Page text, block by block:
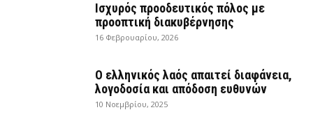
Ισχυρός προοδευτικός πόλος με
προοπτική διακυβέρνησης
16 Φεβρουαρίου, 2026
Ο ελληνικός λαός απαιτεί διαφάνεια,
λογοδοσία και απόδοση ευθυνών
10 Νοεμβρίου, 2025